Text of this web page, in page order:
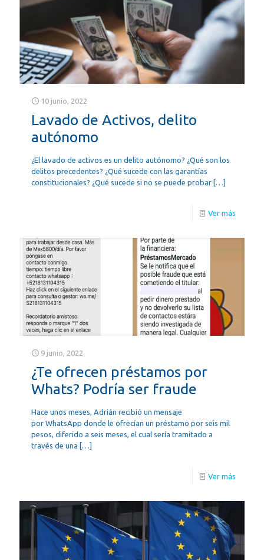
10 junio, 2022
Lavado de Activos, delito
autónomo
¿El lavado de activos es un delito autónomo? ¿Qué son los
delitos precedentes? ¿Qué sucede con las garantías
constitucionales? ¿Qué sucede si no se puede probar […]
Ver más
9 junio, 2022
¿Te ofrecen préstamos por
Whats? Podría ser fraude
Hace unos meses, Adrián recibió un mensaje
por WhatsApp donde le ofrecían un préstamo por seis mil
pesos, diferido a seis meses, el cual sería tramitado a
través de una […]
Ver más